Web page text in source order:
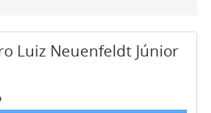
Luiz Neuenfeldt Júnior